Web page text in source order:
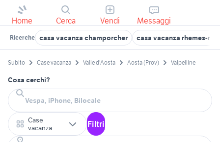
Home Cerca Vendi Messaggi
Ricerche casa vacanza champorcher casa vacanza rhemes-
Subito Case vacanza Valle d'Aosta Aosta (Prov) Valpelline
Cosa cerchi?
Case
vacanza
Filtri